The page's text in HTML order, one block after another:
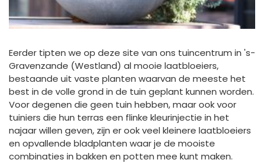
Eerder tipten we op deze site van ons tuincentrum in 's-
Gravenzande (Westland) al mooie laatbloeiers,
bestaande uit vaste planten waarvan de meeste het
best in de volle grond in de tuin geplant kunnen worden.
Voor degenen die geen tuin hebben, maar ook voor
tuiniers die hun terras een flinke kleurinjectie in het
najaar willen geven, zijn er ook veel kleinere laatbloeiers
en opvallende bladplanten waar je de mooiste
combinaties in bakken en potten mee kunt maken.